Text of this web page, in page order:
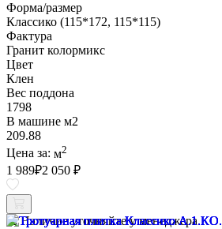
Форма/размер
Классико (115*172, 115*115)
Фактура
Гранит колормикс
Цвет
Клен
Вес поддона
1798
В машине м2
209.88
Цена за: м2
1 989₽2 050 ₽
Наличие уточняйте у менеджера